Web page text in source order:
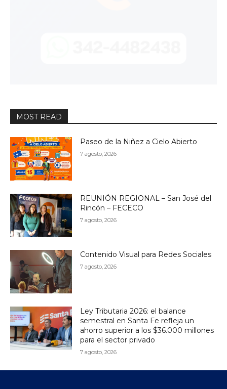
MOST READ
Paseo de la Niñez a Cielo Abierto
7 agosto, 2026
REUNIÓN REGIONAL – San José del
Rincón – FECECO
7 agosto, 2026
Contenido Visual para Redes Sociales
7 agosto, 2026
Ley Tributaria 2026: el balance
semestral en Santa Fe refleja un
ahorro superior a los $36.000 millones
para el sector privado
7 agosto, 2026